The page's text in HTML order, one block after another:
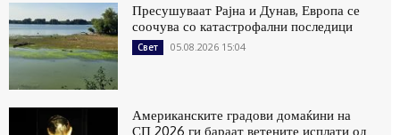
Пресушуваат Рајна и Дунав, Европа се
соочува со катастрофални последици
Свет 05.08.2026 15:04
Американските градови домаќини на
СП 2026 ги бараат ветените исплати од